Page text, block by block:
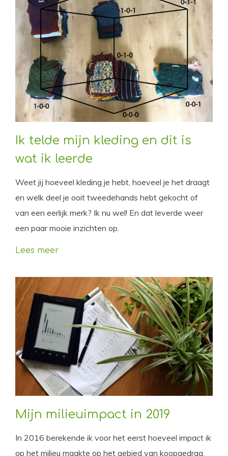
Ik telde mijn kleding en dit is
wat ik leerde
Weet jij hoeveel kleding je hebt, hoeveel je het draagt
en welk deel je ooit tweedehands hebt gekocht of
van een eerlijk merk? Ik nu wel! En dat leverde weer
een paar mooie inzichten op.
Lees meer
Mijn milieuimpact in 2019
In 2016 berekende ik voor het eerst hoeveel impact ik
op het milieu maakte op het gebied van koopgedrag,